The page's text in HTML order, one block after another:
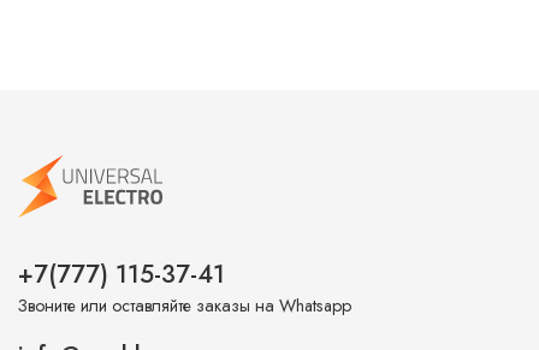
+7(777) 115-37-41
Звоните или оставляйте заказы на Whatsapp